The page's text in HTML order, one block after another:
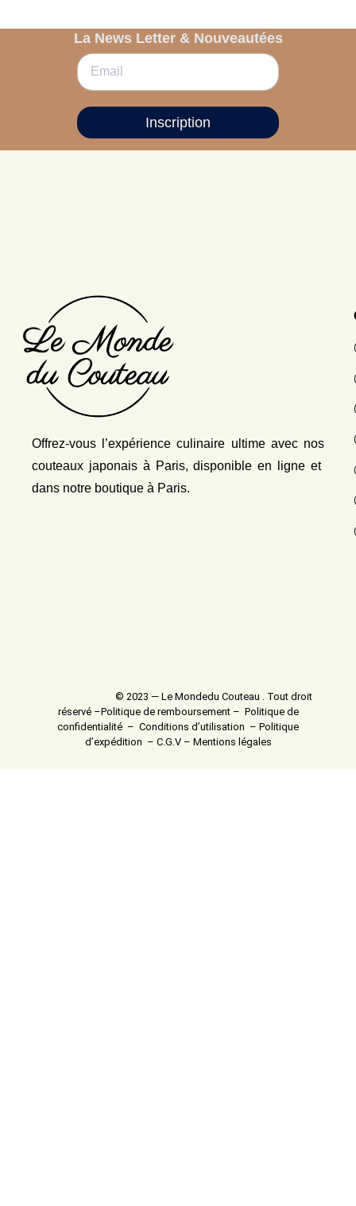
La News Letter & Nouveautées
Inscription
Offrez-vous l’expérience culinaire ultime avec nos
couteaux japonais à Paris, disponible en ligne et
dans notre boutique à Paris.
© 2023 — Le Mondedu Couteau . Tout droit
réservé –Politique de remboursement – Politique de
confidentialité – Conditions d’utilisation – Politique
d’expédition – C.G.V– Mentions légales